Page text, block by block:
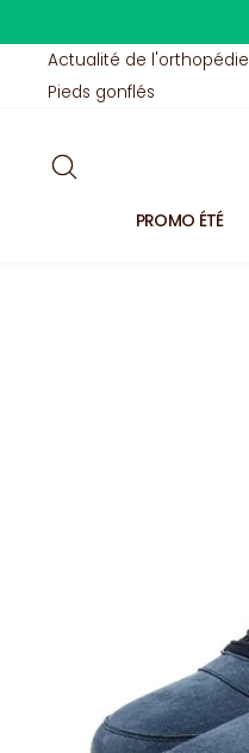
contenuActualité de l'orthopédie
Pieds gonflés
PROMO ÉTÉ